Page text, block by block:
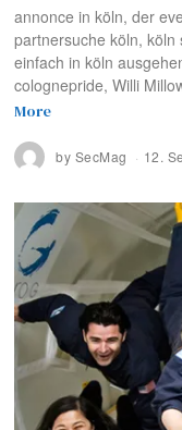
annonce in köln, der
partnersuche köln,
einfach in köln
colognepride, Willi
More
by SecMag 12.